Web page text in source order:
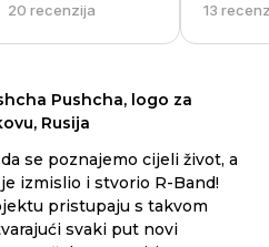
20 recenzija 13
Pushcha, logo za
Rusija
se poznajemo cijeli život, a
izmislio i stvorio R-Band!
pristupaju s takvom
svaki put novi